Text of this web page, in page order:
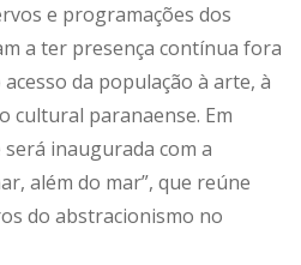
e programações dos
a ter presença contínua fora
da população à arte, à
cultural paranaense. Em
inaugurada com a
além do mar”, que reúne
do abstracionismo no